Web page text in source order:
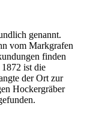
genannt.
vom Markgrafen
finden
ist die
der Ort zur
Hockergräber